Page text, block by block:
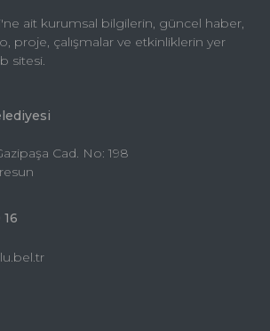
ait kurumsal bilgilerin, güncel haber,
proje, çalışmalar ve etkinliklerin yer
sitesi.
Cad. No: 198